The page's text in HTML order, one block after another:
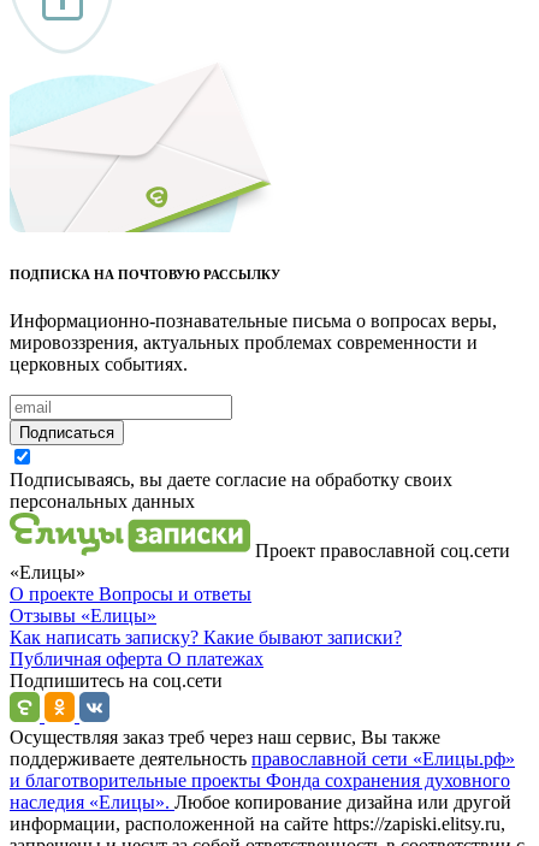
ПОДПИСКА НА ПОЧТОВУЮ РАССЫЛКУ
Информационно-познавательные письма о вопросах веры,
мировоззрения, актуальных проблемах современности и
церковных событиях.
Подписаться
Подписываясь, вы даете согласие на обработку своих
персональных данных
Проект православной соц.сети
«Елицы»
О проекте Вопросы и ответы
Отзывы «Елицы»
Как написать записку? Какие бывают записки?
Публичная оферта О платежах
Подпишитесь на соц.сети
Осуществляя заказ треб через наш сервис, Вы также
поддерживаете деятельность православной сети «Елицы.рф»
и благотворительные проекты Фонда сохранения духовного
наследия «Елицы». Любое копирование дизайна или другой
информации, расположенной на сайте https://zapiski.elitsy.ru,